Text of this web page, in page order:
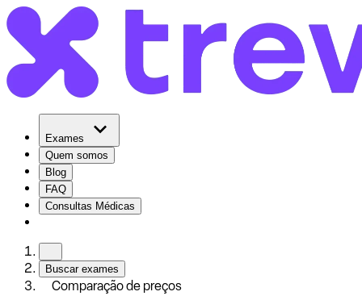
Exames
Quem somos
Blog
FAQ
Consultas Médicas
Buscar exames
Comparação de preços